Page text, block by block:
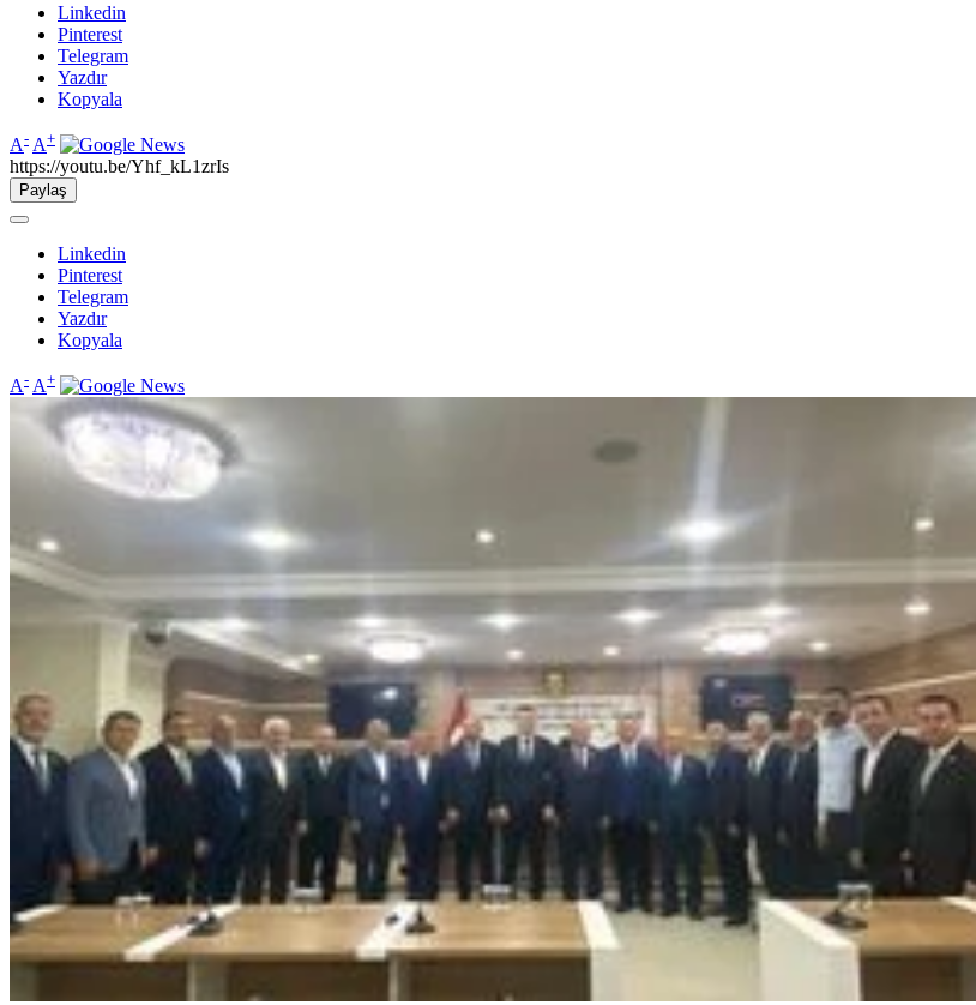
Linkedin
Pinterest
Telegram
Yazdır
Kopyala
A- A+
https://youtu.be/Yhf_kL1zrIs
Paylaş
Linkedin
Pinterest
Telegram
Yazdır
Kopyala
A- A+